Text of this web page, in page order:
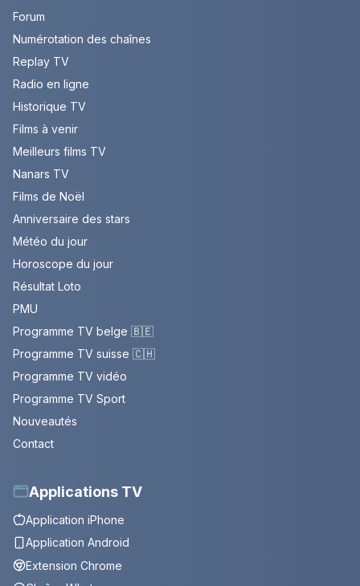
Forum
Numérotation des chaînes
Replay TV
Radio en ligne
Historique TV
Films à venir
Meilleurs films TV
Nanars TV
Films de Noël
Anniversaire des stars
Météo du jour
Horoscope du jour
Résultat Loto
PMU
Programme TV belge 🇧🇪
Programme TV suisse 🇨🇭
Programme TV vidéo
Programme TV Sport
Nouveautés
Contact
Applications TV
Application iPhone
Application Android
Extension Chrome